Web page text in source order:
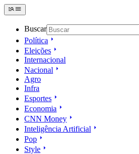
Buscar
Política
Eleições
Internacional
Nacional
Agro
Infra
Esportes
Economia
CNN Money
Inteligência Artificial
Pop
Style